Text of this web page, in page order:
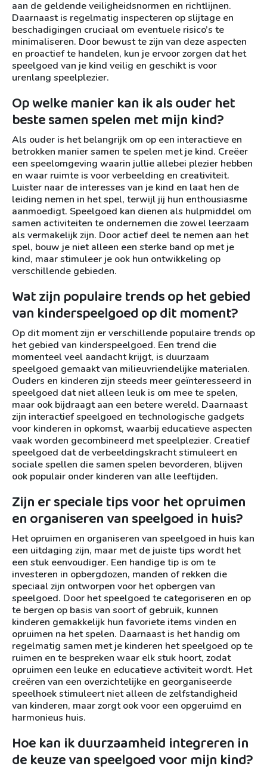
aan de geldende veiligheidsnormen en richtlijnen.
Daarnaast is regelmatig inspecteren op slijtage en
beschadigingen cruciaal om eventuele risico’s te
minimaliseren. Door bewust te zijn van deze aspecten
en proactief te handelen, kun je ervoor zorgen dat het
speelgoed van je kind veilig en geschikt is voor
urenlang speelplezier.
Op welke manier kan ik als ouder het
beste samen spelen met mijn kind?
Als ouder is het belangrijk om op een interactieve en
betrokken manier samen te spelen met je kind. Creëer
een speelomgeving waarin jullie allebei plezier hebben
en waar ruimte is voor verbeelding en creativiteit.
Luister naar de interesses van je kind en laat hen de
leiding nemen in het spel, terwijl jij hun enthousiasme
aanmoedigt. Speelgoed kan dienen als hulpmiddel om
samen activiteiten te ondernemen die zowel leerzaam
als vermakelijk zijn. Door actief deel te nemen aan het
spel, bouw je niet alleen een sterke band op met je
kind, maar stimuleer je ook hun ontwikkeling op
verschillende gebieden.
Wat zijn populaire trends op het gebied
van kinderspeelgoed op dit moment?
Op dit moment zijn er verschillende populaire trends op
het gebied van kinderspeelgoed. Een trend die
momenteel veel aandacht krijgt, is duurzaam
speelgoed gemaakt van milieuvriendelijke materialen.
Ouders en kinderen zijn steeds meer geïnteresseerd in
speelgoed dat niet alleen leuk is om mee te spelen,
maar ook bijdraagt aan een betere wereld. Daarnaast
zijn interactief speelgoed en technologische gadgets
voor kinderen in opkomst, waarbij educatieve aspecten
vaak worden gecombineerd met speelplezier. Creatief
speelgoed dat de verbeeldingskracht stimuleert en
sociale spellen die samen spelen bevorderen, blijven
ook populair onder kinderen van alle leeftijden.
Zijn er speciale tips voor het opruimen
en organiseren van speelgoed in huis?
Het opruimen en organiseren van speelgoed in huis kan
een uitdaging zijn, maar met de juiste tips wordt het
een stuk eenvoudiger. Een handige tip is om te
investeren in opbergdozen, manden of rekken die
speciaal zijn ontworpen voor het opbergen van
speelgoed. Door het speelgoed te categoriseren en op
te bergen op basis van soort of gebruik, kunnen
kinderen gemakkelijk hun favoriete items vinden en
opruimen na het spelen. Daarnaast is het handig om
regelmatig samen met je kinderen het speelgoed op te
ruimen en te bespreken waar elk stuk hoort, zodat
opruimen een leuke en educatieve activiteit wordt. Het
creëren van een overzichtelijke en georganiseerde
speelhoek stimuleert niet alleen de zelfstandigheid
van kinderen, maar zorgt ook voor een opgeruimd en
harmonieus huis.
Hoe kan ik duurzaamheid integreren in
de keuze van speelgoed voor mijn kind?